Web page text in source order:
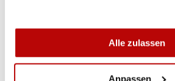
Alle zulassen
Anpassen